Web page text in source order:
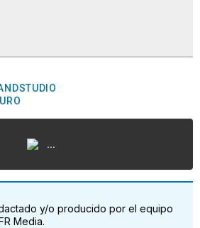
...
y/o producido por el equipo
Media.